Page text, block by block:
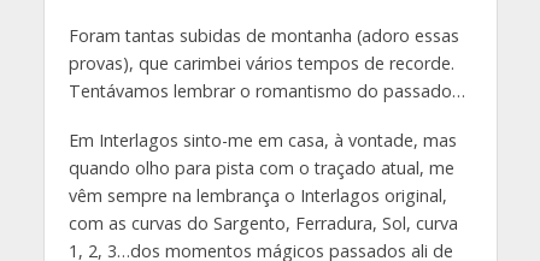
Foram tantas subidas de montanha (adoro essas
provas), que carimbei vários tempos de recorde.
Tentávamos lembrar o romantismo do passado…
Em Interlagos sinto-me em casa, à vontade, mas
quando olho para pista com o traçado atual, me
vêm sempre na lembrança o Interlagos original,
com as curvas do Sargento, Ferradura, Sol, curva
1, 2, 3…dos momentos mágicos passados ali de